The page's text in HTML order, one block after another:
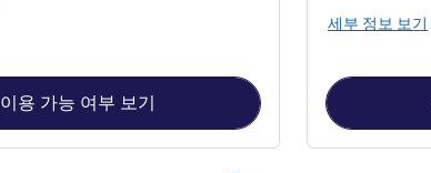
이용 가능 여부 보기
세부 정보 보기